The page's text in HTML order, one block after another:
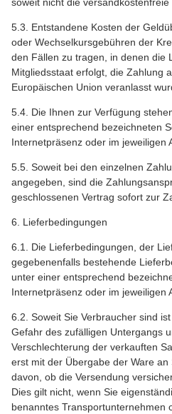
5.3. Entstandene Kosten der
oder Wechselkursgebühren der
den Fällen zu tragen, in denen die
Mitgliedsstaat erfolgt, die Zahlung
Europäischen Union veranlasst
5.4. Die Ihnen zur Verfügung
einer entsprechend bezeichneten
Internetpräsenz oder im jeweiligen
5.5. Soweit bei den einzelnen
angegeben, sind die
geschlossenen Vertrag sofort zur
6. Lieferbedingungen
6.1. Die Lieferbedingungen, der
gegebenenfalls bestehende
unter einer entsprechend
Internetpräsenz oder im jeweiligen
6.2. Soweit Sie Verbraucher sind
Gefahr des zufälligen Untergangs
Verschlechterung der verkauften
erst mit der Übergabe der Ware
davon, ob die Versendung
Dies gilt nicht, wenn Sie
benanntes Transportunternehmen